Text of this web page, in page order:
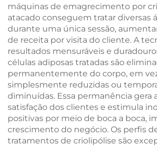
máquinas de emagrecimento por
atacado conseguem tratar diversas
durante uma única sessão,
de receita por visita do cliente. A
resultados mensuráveis e
células adiposas tratadas são
permanentemente do corpo, em
simplesmente reduzidas ou
diminuídas. Essa permanência gera
satisfação dos clientes e estimula
positivas por meio de boca a boca,
crescimento do negócio. Os perfis
tratamentos de criolipólise são